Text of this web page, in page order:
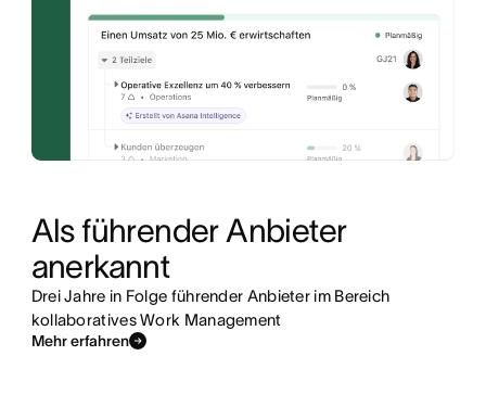
Als führender Anbieter
anerkannt
Drei Jahre in Folge führender Anbieter im Bereich
kollaboratives Work Management
Mehr erfahren